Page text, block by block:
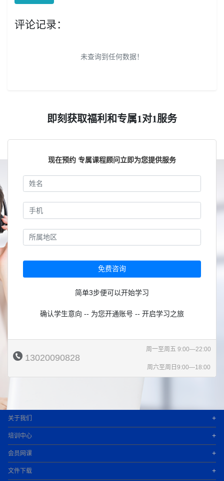
评论记录：
未查询到任何数据！
即刻获取福利和专属1对1服务
现在预约 专属课程顾问立即为您提供服务
免费咨询
简单3步便可以开始学习
确认学生意向 -- 为您开通账号 -- 开启学习之旅
13020090828
周一至周五 9:00—22:00
周六至周日9:00—18:00
关于我们 +
培训中心 +
会员网课 +
文件下载 +